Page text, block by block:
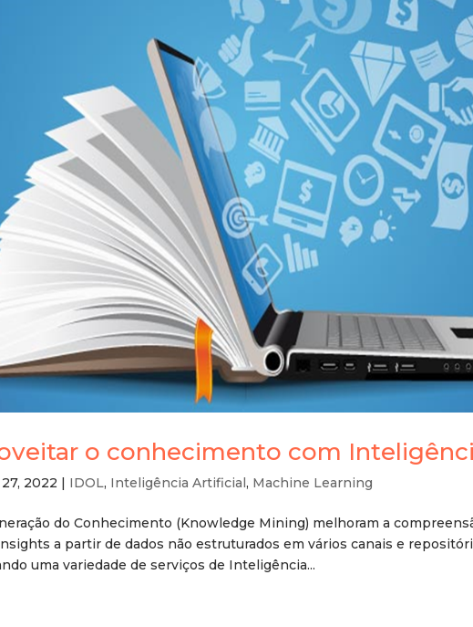
o conhecimento com
2022 IDOL, Inteligência Artificial, Machine Learning
do Conhecimento (Knowledge Mining) melhoram a
a partir de dados não estruturados em vários canais e
uma variedade de serviços de Inteligência...